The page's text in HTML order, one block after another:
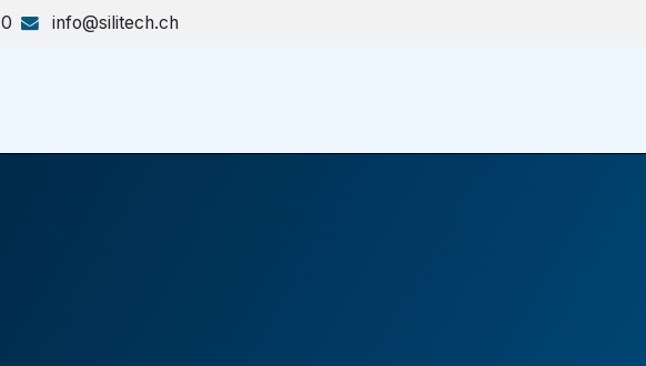
info@silitech.ch